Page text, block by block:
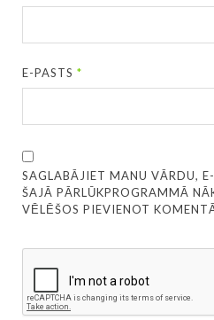
E-PASTS*
SAGLABĀJIET MANU VĀRDU,
ŠAJĀ PĀRLŪKPROGRAMMĀ
VĒLĒŠOS PIEVIENOT